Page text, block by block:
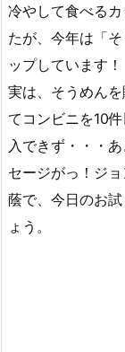
冷やして食べる
たが、今年は「
ップしています！
実は、そうめん
てコンビニを10
入できず・・・
セージがっ！ジ
蔭で、今日のお
ょう。